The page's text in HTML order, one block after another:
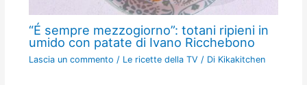
“É sempre mezzogiorno”: totani ripieni in
umido con patate di Ivano Ricchebono
Lascia un commento / Le ricette della TV / Di Kikakitchen